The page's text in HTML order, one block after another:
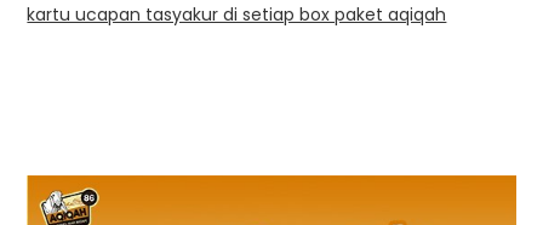
kartu ucapan tasyakur di setiap box paket aqiqah